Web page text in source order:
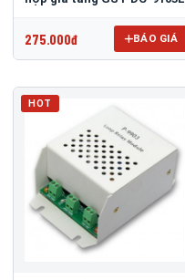
275.000đ BÁO GIÁ
HOT